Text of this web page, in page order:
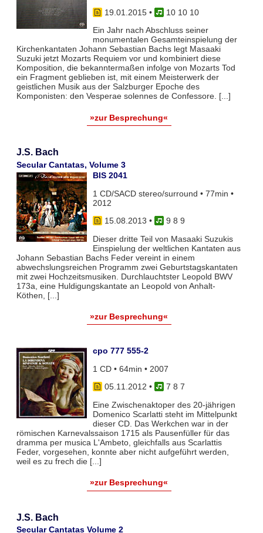
19.01.2015•
10 10 10
Ein Jahr nach Abschluss seiner
monumentalen Gesamteinspielung der
Kirchenkantaten Johann Sebastian Bachs legt Masaaki
Suzuki jetzt Mozarts Requiem vor und kombiniert diese
Komposition, die bekanntermaßen infolge von Mozarts Tod
ein Fragment geblieben ist, mit einem Meisterwerk der
geistlichen Musik aus der Salzburger Epoche des
Komponisten: den Vesperae solennes de Confessore. [...]
»zur Besprechung«
J.S. Bach
Secular Cantatas, Volume 3
BIS 2041
1 CD/SACD stereo/surround • 77min •
2012
15.08.2013 •
9 8 9
Dieser dritte Teil von Masaaki Suzukis
Einspielung der weltlichen Kantaten aus
Johann Sebastian Bachs Feder vereint in einem
abwechslungsreichen Programm zwei Geburtstagskantaten
mit zwei Hochzeitsmusiken. Durchlauchtster Leopold BWV
173a, eine Huldigungskantate an Leopold von Anhalt-
Köthen, [...]
»zur Besprechung«
cpo 777 555-2
1 CD • 64min • 2007
05.11.2012 •
7 8 7
Eine Zwischenaktoper des 20-jährigen
Domenico Scarlatti steht im Mittelpunkt
dieser CD. Das Werkchen war in der
römischen Karnevalssaison 1715 als Pausenfüller für das
dramma per musica L'Ambeto, gleichfalls aus Scarlattis
Feder, vorgesehen, konnte aber nicht aufgeführt werden,
weil es zu frech die [...]
»zur Besprechung«
J.S. Bach
Secular Cantatas Volume 2